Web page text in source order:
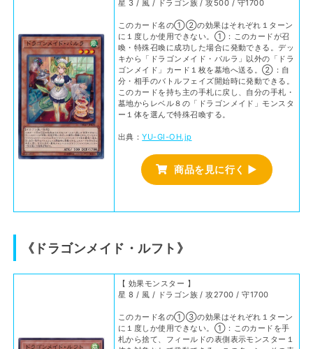
星 3 / 風 / ドラゴン族 / 攻500 / 守1700
このカード名の①②の効果はそれぞれ１ターン
に１度しか使用できない。①：このカードが召
喚・特殊召喚に成功した場合に発動できる。デッ
キから「ドラゴンメイド・パルラ」以外の「ドラ
ゴンメイド」カード１枚を墓地へ送る。②：自
分・相手のバトルフェイズ開始時に発動できる。
このカードを持ち主の手札に戻し、自分の手札・
墓地からレベル８の「ドラゴンメイド」モンスタ
ー１体を選んで特殊召喚する。
出典：YU-GI-OH.jp
商品を見に行く ▶
《ドラゴンメイド・ルフト》
【 効果モンスター 】
星 8 / 風 / ドラゴン族 / 攻2700 / 守1700
このカード名の①③の効果はそれぞれ１ターン
に１度しか使用できない。①：このカードを手
札から捨て、フィールドの表側表示モンスター１